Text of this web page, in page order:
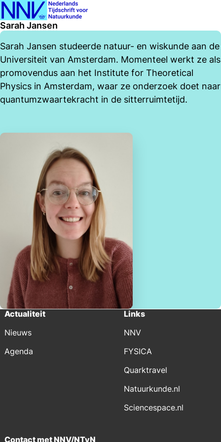
Sarah Jansen
Sarah Jansen studeerde natuur- en wiskunde aan de
Universiteit van Amsterdam. Momenteel werkt ze als
promovendus aan het Institute for Theoretical
Physics in Amsterdam, waar ze onderzoek doet naar
quantumzwaartekracht in de sitterruimtetijd.
Actualiteit
Nieuws
Agenda
Links
NNV
FYSICA
Quarktravel
Natuurkunde.nl
Sciencespace.nl
Contact met NNV/NTvN